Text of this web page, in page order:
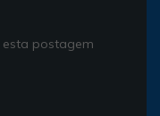
postagem